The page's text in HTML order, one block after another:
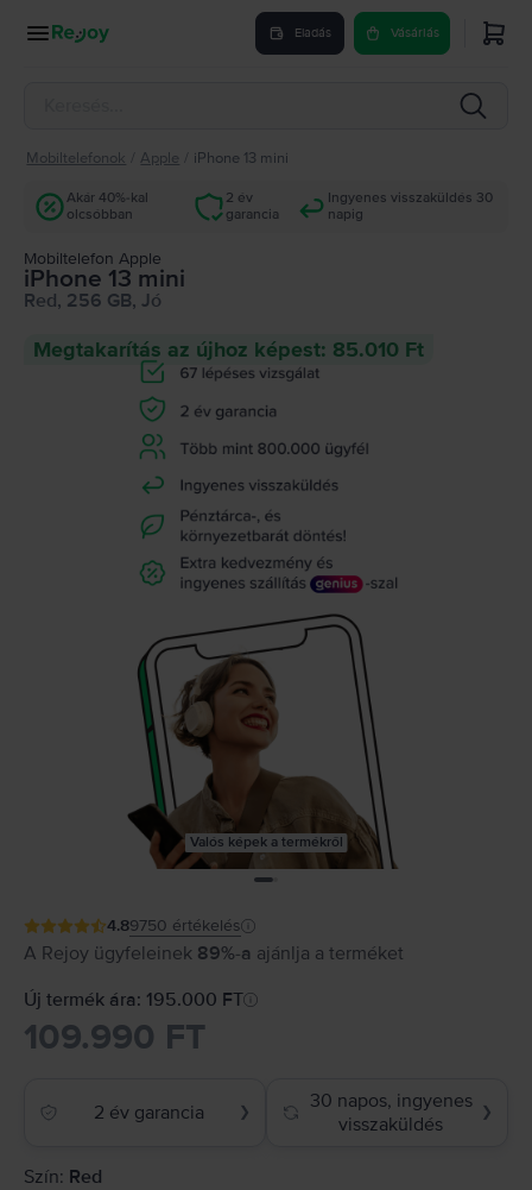
Eladás Vásárlás
Mobiltelefonok Apple iPhone 13 mini
Akár 40%-kal
olcsóbban
2 év
garancia
Ingyenes visszaküldés 30
napig
Mobiltelefon Apple
iPhone 13 mini
Red, 256 GB, Jó
Megtakarítás az újhoz képest: 85.010 Ft
Valós képek a termékről
4.89750 értékelés
A Rejoy ügyfeleinek 89%-a ajánlja a terméket
Új termék ára: 195.000 FT
109.990 FT
2 év garancia ❯
30 napos, ingyenes
visszaküldés
❯
Szín: Red